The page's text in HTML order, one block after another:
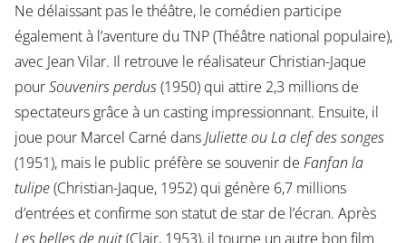
Ne délaissant pas le théâtre, le comédien participe
également à l’aventure du TNP (Théâtre national populaire),
avec Jean Vilar. Il retrouve le réalisateur Christian-Jaque
pourSouvenirs perdus(1950) qui attire 2,3 millions de
spectateurs grâce à un casting impressionnant. Ensuite, il
joue pour Marcel Carné dansJuliette ou La clef des songes
(1951), mais le public préfère se souvenir de Fanfan la
tulipe(Christian-Jaque, 1952) qui génère 6,7 millions
d’entrées et confirme son statut de star de l’écran. Après
Les belles de nuit(Clair, 1953), il tourne un autre bon film